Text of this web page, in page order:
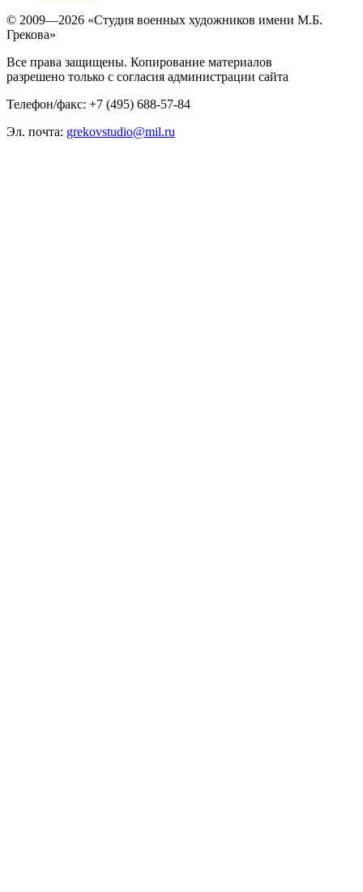
© 2009—2026 «Студия военных художников имени М.Б.
Грекова»
Все права защищены. Копирование материалов
разрешено только с согласия администрации сайта
Телефон/факс: +7 (495) 688-57-84
Эл. почта: grekovstudio@mil.ru